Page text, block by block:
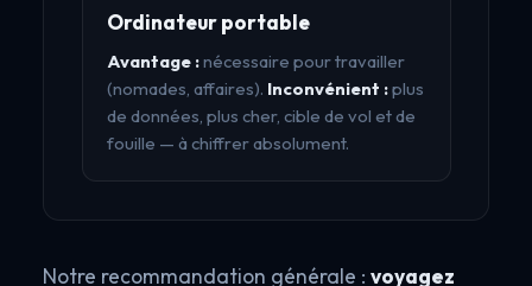
Ordinateur portable
Avantage :nécessaire pour travailler
(nomades, affaires). Inconvénient :plus
de données, plus cher, cible de vol et de
fouille — à chiffrer absolument.
Notre recommandation générale : voyagez